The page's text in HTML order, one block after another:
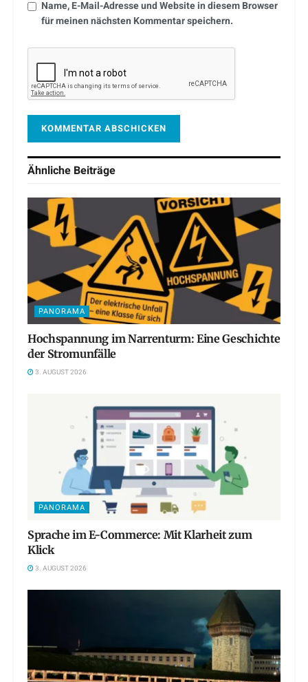
Name, E-Mail-Adresse und Website in diesem Browser
für meinen nächsten Kommentar speichern.
Ähnliche Beiträge
PANORAMA
Hochspannung im Narrenturm: Eine Geschichte
der Stromunfälle
3. AUGUST 2026
PANORAMA
Sprache im E-Commerce: Mit Klarheit zum
Klick
3. AUGUST 2026